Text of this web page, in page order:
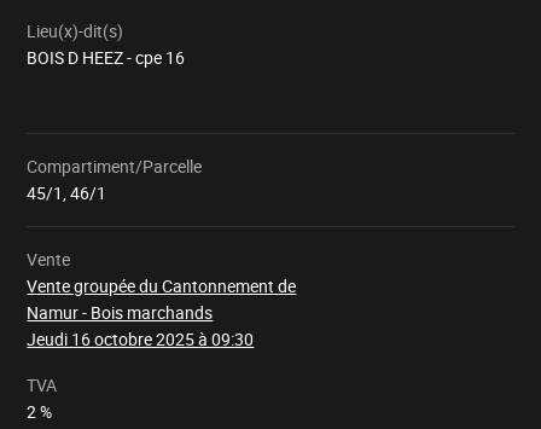
Lieu(x)-dit(s)
BOIS D HEEZ - cpe 16
Compartiment/Parcelle
45/1, 46/1
Vente
Vente groupée du Cantonnement de
Namur - Bois marchands
Jeudi 16 octobre 2025 à 09:30
Chargement
TVA
2 %